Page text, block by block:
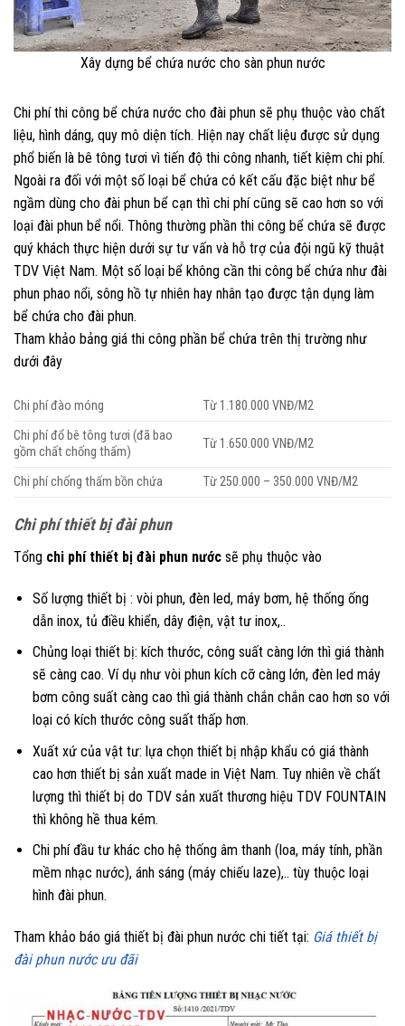
Xây dựng bể chứa nước cho sàn phun nước
Chi phí thi công bể chứa nước cho đài phun sẽ phụ thuộc vào chất
liệu, hình dáng, quy mô diện tích. Hiện nay chất liệu được sử dụng
phổ biến là bê tông tươi vì tiến độ thi công nhanh, tiết kiệm chi phí.
Ngoài ra đối với một số loại bể chứa có kết cấu đặc biệt như bể
ngầm dùng cho đài phun bể cạn thì chi phí cũng sẽ cao hơn so với
loại đài phun bể nổi. Thông thường phần thi công bể chứa sẽ được
quý khách thực hiện dưới sự tư vấn và hỗ trợ của đội ngũ kỹ thuật
TDV Việt Nam. Một số loại bể không cần thi công bể chứa như đài
phun phao nổi, sông hồ tự nhiên hay nhân tạo được tận dụng làm
bể chứa cho đài phun.
Tham khảo bảng giá thi công phần bể chứa trên thị trường như
dưới đây
Chi phí đào móng
Từ 1.180.000 VNĐ/M2
Chi phí đổ bê tông tươi (đã bao
gồm chất chống thấm)
Từ 1.650.000 VNĐ/M2
Chi phí chống thấm bồn chứa Từ 250.000 – 350.000 VNĐ/M2
Chi phí thiết bị đài phun
Tổng chi phí thiết bị đài phun nước sẽ phụ thuộc vào
Số lượng thiết bị : vòi phun, đèn led, máy bơm, hệ thống ống
dẫn inox, tủ điều khiển, dây điện, vật tư inox,..
Chủng loại thiết bị: kích thước, công suất càng lớn thì giá thành
sẽ càng cao. Ví dụ như vòi phun kích cỡ càng lớn, đèn led máy
bơm công suất càng cao thì giá thành chắn chắn cao hơn so với
loại có kích thước công suất thấp hơn.
Xuất xứ của vật tư: lựa chọn thiết bị nhập khẩu có giá thành
cao hơn thiết bị sản xuất made in Việt Nam. Tuy nhiên về chất
lượng thì thiết bị do TDV sản xuất thương hiệu TDV FOUNTAIN
thì không hề thua kém.
Chi phí đầu tư khác cho hệ thống âm thanh (loa, máy tính, phần
mềm nhạc nước), ánh sáng (máy chiếu laze),.. tùy thuộc loại
hình đài phun.
Tham khảo báo giá thiết bị đài phun nước chi tiết tại: Giá thiết bị
đài phun nước ưu đãi